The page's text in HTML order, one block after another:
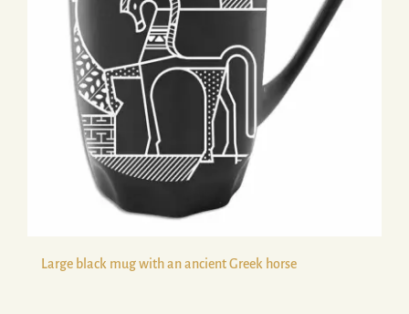
Large black mug with an ancient Greek horse